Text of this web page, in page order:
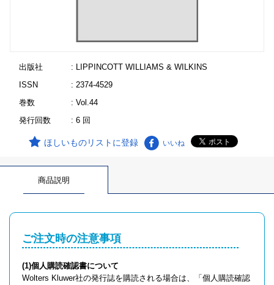
出版社
: LIPPINCOTT WILLIAMS & WILKINS
ISSN
: 2374-4529
巻数
: Vol.44
発行回数
: 6 回
ほしいものリストに登録 いいね
商品説明
ご注文時の注意事項
(1)個人購読確認書について
Wolters Kluwer社の発行誌を購読される場合は、「個人購読確認